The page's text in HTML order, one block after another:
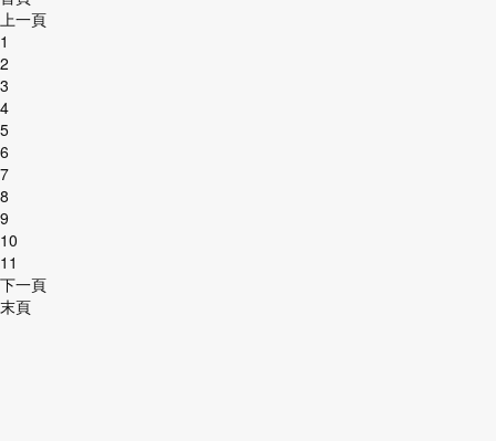
上一頁
1
2
3
4
5
6
7
8
9
10
11
下一頁
末頁